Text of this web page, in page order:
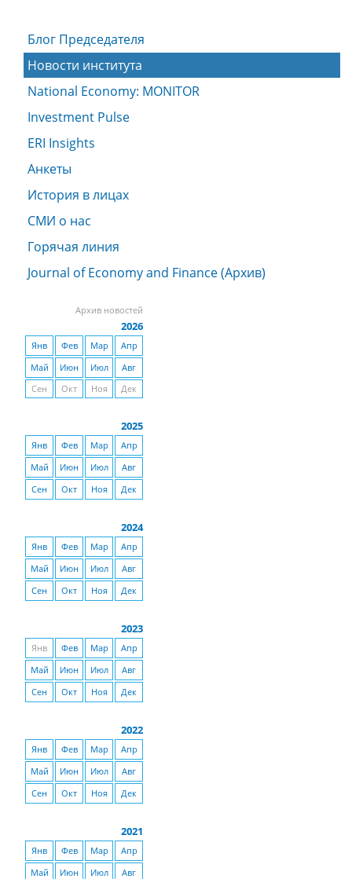
Блог Председателя
Новости института
National Economy: MONITOR
Investment Pulse
ERI Insights
Анкеты
История в лицах
СМИ о нас
Горячая линия
Journal of Economy and Finance (Архив)
Архив новостей
2026
Янв Фев Мар
Апр
Май
Июн Июл
Авг
Сен
Окт Ноя Дек
2025
Янв Фев Мар
Апр
Май
Июн Июл
Авг
Сен
Окт Ноя Дек
2024
Янв Фев Мар
Апр
Май
Июн Июл
Авг
Сен
Окт Ноя Дек
2023
Янв Фев Мар
Апр
Май
Июн Июл
Авг
Сен
Окт Ноя Дек
2022
Янв Фев Мар
Апр
Май
Июн Июл
Авг
Сен
Окт Ноя Дек
2021
Янв Фев Мар
Апр
Май
Июн Июл
Авг